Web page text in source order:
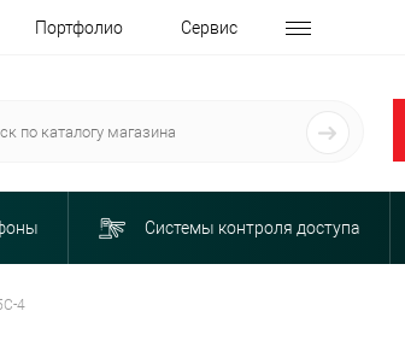
Портфолио Сервис
Системы контроля доступа
4